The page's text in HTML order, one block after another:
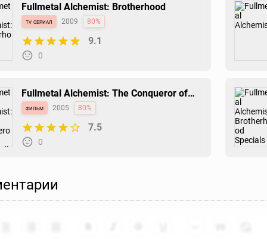
Fullmetal Alchemist: Brotherhood
tv сериал 2009 80%
9.1
0
Fullmetal Alchemist: The Conqueror of
Shamballa
фильм 2005 80%
7.5
0